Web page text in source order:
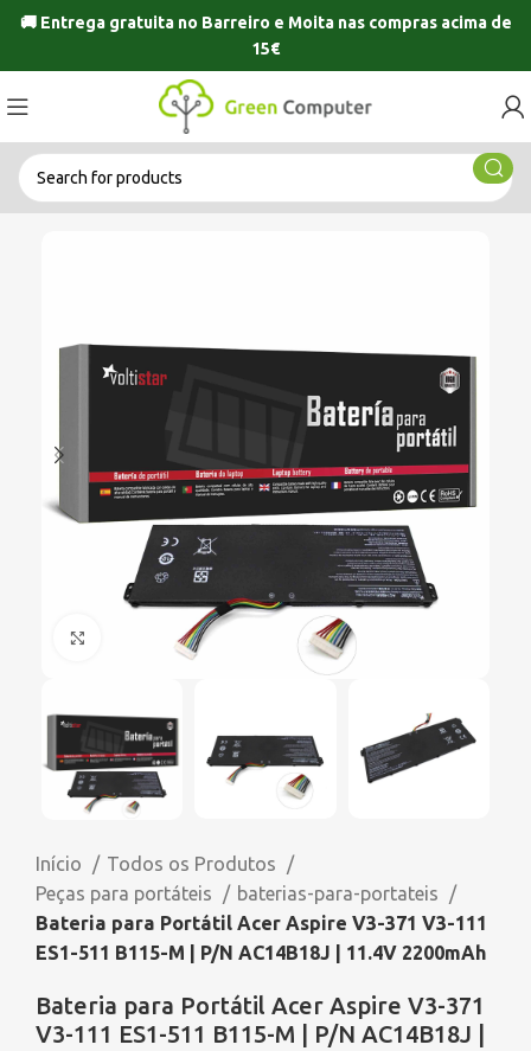
🚚 Entrega gratuita no Barreiro e Moitanas compras acima de
15€
Click to enlarge
Início
Todos os Produtos
Peças para portáteis
baterias-para-portateis
Bateria para Portátil Acer Aspire V3-371 V3-111
ES1-511 B115-M | P/N AC14B18J | 11.4V 2200mAh
Bateria para Portátil Acer Aspire V3-371
V3-111 ES1-511 B115-M | P/N AC14B18J |